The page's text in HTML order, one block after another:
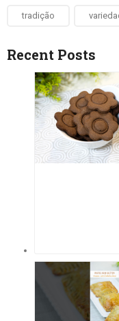
tradição
Recent Posts